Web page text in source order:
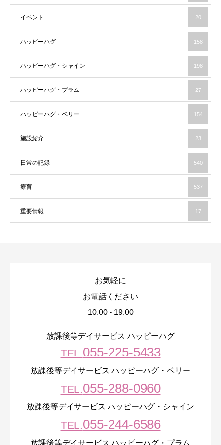
イベント 20
ハッピーハグ 158
ハッピーハグ・シャイン 198
ハッピーハグ・プラム 27
ハッピーハグ・ベリー 154
施設紹介 23
日常の記録 540
療育 537
重要情報 17
お気軽に
お電話ください
10:00 - 19:00
放課後等デイサービス ハッピーハグ
TEL.055-225-5433
放課後等デイサービス ハッピーハグ・ベリー
TEL.055-288-0960
放課後等デイサービス ハッピーハグ・シャイン
TEL.055-244-6586
放課後等デイサービス ハッピーハグ・プラム